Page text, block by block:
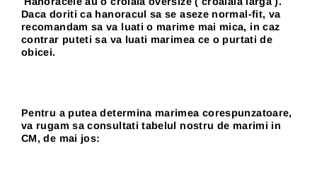
Daca doriti ca hanoracul sa se aseze normal-fit, va
recomandam sa va luati o marime mai mica, in caz
contrar puteti sa va luati marimea ce o purtati de
obicei.
Pentru a putea determina marimea corespunzatoare,
va rugam sa consultati tabelul nostru de marimi in
CM, de mai jos: